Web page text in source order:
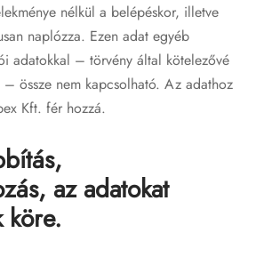
nélkül a belépéskor, illetve
naplózza. Ezen adat egyéb
adatokkal – törvény által kötelezővé
– össze nem kapcsolható. Az adathoz
Kft. fér hozzá.
az adatokat
köre.